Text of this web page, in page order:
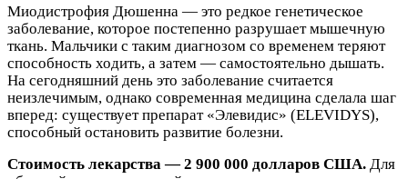
Миодистрофия Дюшенна — это редкое генетическое
заболевание, которое постепенно разрушает мышечную
ткань. Мальчики с таким диагнозом со временем теряют
способность ходить, а затем — самостоятельно дышать.
На сегодняшний день это заболевание считается
неизлечимым, однако современная медицина сделала шаг
вперед: существует препарат «Элевидис» (ELEVIDYS),
способный остановить развитие болезни.
Стоимость лекарства — 2 900 000 долларов США. Для